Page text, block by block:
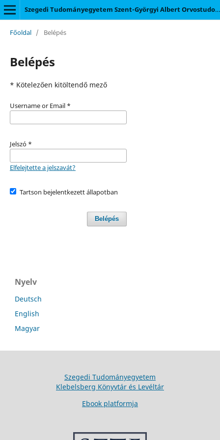
Szegedi Tudományegyetem Szent-Györgyi Albert Orvostudományi Kar
Főoldal / Belépés
Belépés
* Kötelezően kitöltendő mező
Username or Email *
Jelszó *
Elfelejtette a jelszavát?
Tartson bejelentkezett állapotban
Belépés
Nyelv
Deutsch
English
Magyar
Szegedi Tudományegyetem
Klebelsberg Könyvtár és Levéltár
Ebook platformja